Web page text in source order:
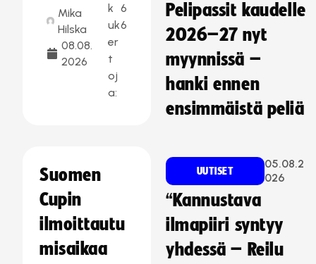
Mika
Hilska
08.08.
2026
k
uk
er
t
oj
a:
6
6
Suomen
Cupin
ilmoittautu
misaikaa
Pelipassit kaudelle
2026–27 nyt
myynnissä –
hanki ennen
ensimmäistä peliä
UUTISET
05.08.2
026
“Kannustava
ilmapiiri syntyy
yhdessä – Reilu